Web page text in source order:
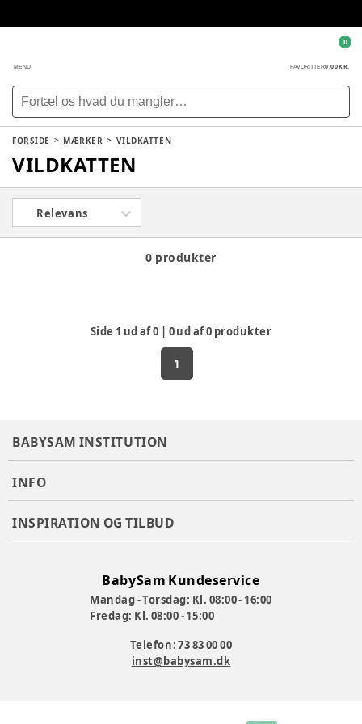
MENU FAVORITTER0,00 KR.
0
FORSIDE MÆRKER VILDKATTEN
VILDKATTEN
Relevans
0 produkter
Side 1 ud af0 0ud af0 produkter
1
BABYSAM INSTITUTION
INFO
INSPIRATION OG TILBUD
BabySam Kundeservice
Mandag - Torsdag: Kl. 08:00 - 16:00
Fredag: Kl. 08:00 - 15:00
Telefon: 73 83 00 00
inst@babysam.dk